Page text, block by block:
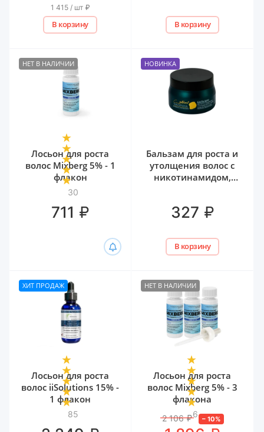
1 415 / шт ₽
В корзину В корзину
НЕТ В НАЛИЧИИ
30
Лосьон для роста
волос Mixberg 5% - 1
флакон
711 ₽
НОВИНКА
Бальзам для роста и
утолщения волос с
никотинамидом,
300 мл
327 ₽
В корзину
ХИТ ПРОДАЖ
85
Лосьон для роста
волос iiSolutions 15% -
1 флакон
НЕТ В НАЛИЧИИ
6
Лосьон для роста
волос Mixberg 5% - 3
флакона
2 106 ₽ –10%